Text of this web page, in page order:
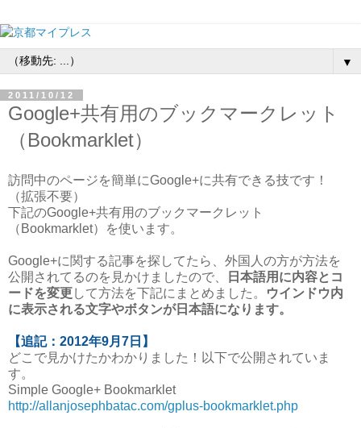
▼
2011/10/12
Google+共有用のブックマークレット
（Bookmarklet）
訪問中のページを簡単にGoogle+に共有できる技です！
（拡張不要）
下記のGoogle+共有用のブックマークレット
（Bookmarklet）を使います。
Google+に関する記事を探してたら、外国人の方が方法を
公開されてるのを見かけましたので、
日本語用に内容とコ
ードを変更して方法を下記にまとめました。
ウインドウ内
に表示される文字やボタンが日本語になります。
【追記：2012年9月7日】
どこで見かけたかわかりました！以下で公開されていま
す。
Simple Google+ Bookmarklet
http://allanjosephbatac.com/gplus-bookmarklet.php